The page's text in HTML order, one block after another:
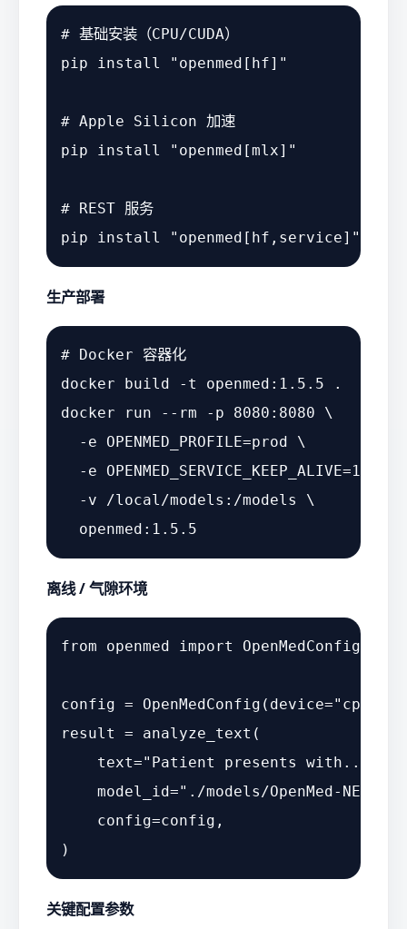
# 基础安装（CPU/CUDA）
pip install
"openmed[hf]"
# Apple Silicon 加速
pip install
"openmed[mlx]"
# REST 服务
pip install
"openmed[hf,service]"
生产部署
# Docker 容器化
docker build -t openmed:1.5.5 .
docker run -- rm -p 8080:8080 \
  -e OPENMED_PROFILE=prod \
  -e OPENMED_SERVICE_KEEP_ALIVE=10m \
  -v /local/models:/models \
离线 / 气隙环境
from openmed import OpenMedConfig,
config = OpenMedConfig(device="cpu"
result = analyze_text(
    text=
"Patient presents with..."
    model_id=
"./models/OpenMed-NER-
    config=config,
关键配置参数